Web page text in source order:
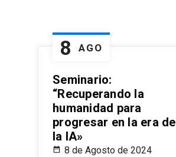
8 AGO
Seminario:
“Recuperando la
humanidad para
progresar en la era de
la IA»
8 de Agosto de 2024